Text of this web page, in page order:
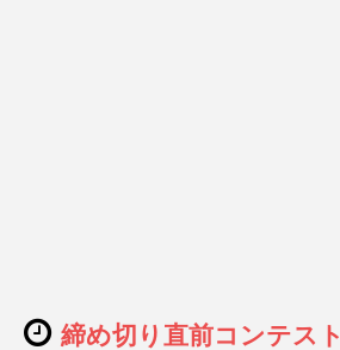
締め切り直前コンテスト